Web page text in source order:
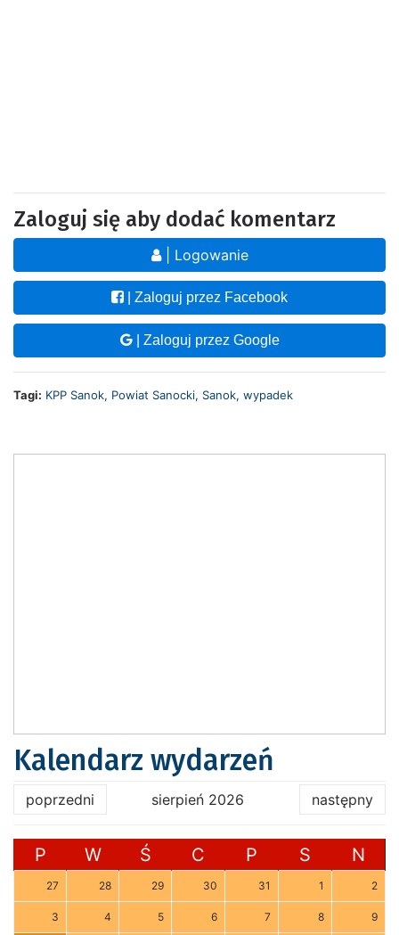
Zaloguj się aby dodać komentarz
| Logowanie
| Zaloguj przez Facebook
| Zaloguj przez Google
Tagi: KPP Sanok, Powiat Sanocki, Sanok, wypadek
Kalendarz wydarzeń
poprzedni sierpień 2026 następny
P W Ś C P S N
27 28 29 30 31 1 2
3 4 5 6 7 8 9